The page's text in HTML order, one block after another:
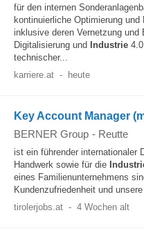
für den internen
kontinuierliche Optimierung
inklusive deren Vernetzung und
Digitalisierung und
Industrie
technischer...
karriere.at - heute
Key Account Manager
BERNER Group - Reutte
ist ein führender internationaler
Handwerk sowie für die
eines Familienunternehmens
Kundenzufriedenheit und
tirolerjobs.at - 4 Wochen alt